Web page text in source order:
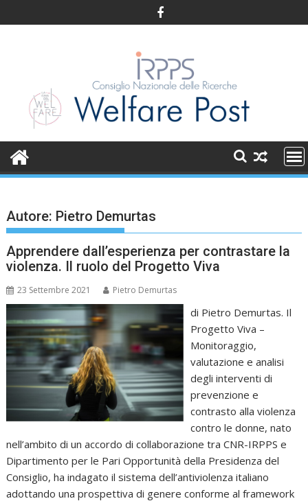
to
Autore: Pietro Demurtas
Apprendere dall’esperienza per contrastare la
violenza. Il ruolo del Progetto Viva
23 Settembre 2021 Pietro Demurtas
di Pietro Demurtas. Il
Progetto Viva –
Monitoraggio,
valutazione e analisi
degli interventi di
prevenzione e
contrasto alla violenza
contro le donne, nato
nell’ambito di un accordo di collaborazione tra CNR-IRPPS e
Dipartimento per le Pari Opportunità della Presidenza del
Consiglio, ha indagato il sistema dell’antiviolenza italiano
adottando una prospettiva di genere conforme al framework